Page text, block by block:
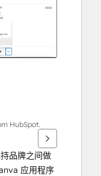
HubSpot.
品牌之间做
应用程序